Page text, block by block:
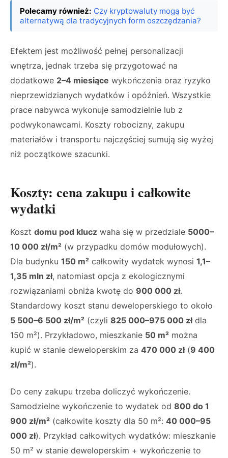
Polecamy również: Czy kryptowaluty mogą być
alternatywą dla tradycyjnych form oszczędzania?
Efektem jest możliwość pełnej personalizacji
wnętrza, jednak trzeba się przygotować na
dodatkowe 2–4 miesiące wykończenia oraz ryzyko
nieprzewidzianych wydatków i opóźnień. Wszystkie
prace nabywca wykonuje samodzielnie lub z
podwykonawcami. Koszty robocizny, zakupu
materiałów i transportu najczęściej sumują się wyżej
niż początkowe szacunki.
Koszty: cena zakupu i całkowite
wydatki
Koszt domu pod klucz waha się w przedziale 5000–
10 000 zł/m² (w przypadku domów modułowych).
Dla budynku 150 m² całkowity wydatek wynosi 1,1–
1,35 mln zł, natomiast opcja z ekologicznymi
rozwiązaniami obniża kwotę do 900 000 zł.
Standardowy koszt stanu deweloperskiego to około
5 500–6 500 zł/m² (czyli 825 000–975 000 złdla
150 m²). Przykładowo, mieszkanie 50 m² można
kupić w stanie deweloperskim za 470 000 zł(9 400
zł/m²).
Do ceny zakupu trzeba doliczyć wykończenie.
Samodzielne wykończenie to wydatek od 800 do 1
900 zł/m² (całkowite koszty dla 50 m²: 40 000–95
000 zł). Przykład całkowitych wydatków: mieszkanie
50 m² w stanie deweloperskim + wykończenie to